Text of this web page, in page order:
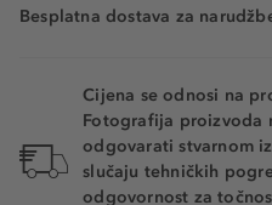
Besplatna dostava za
Cijena se odnosi na
Fotografija proizvoda
odgovarati stvarnom
slučaju tehničkih
odgovornost za